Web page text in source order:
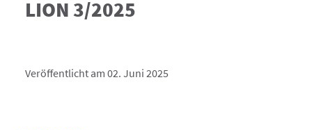
LION 3/2025
Veröffentlicht am 02. Juni 2025